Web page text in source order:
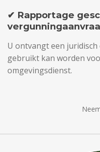
✔ Rapportage
U ontvangt een
gebruikt kan worden
omgevingsdienst.